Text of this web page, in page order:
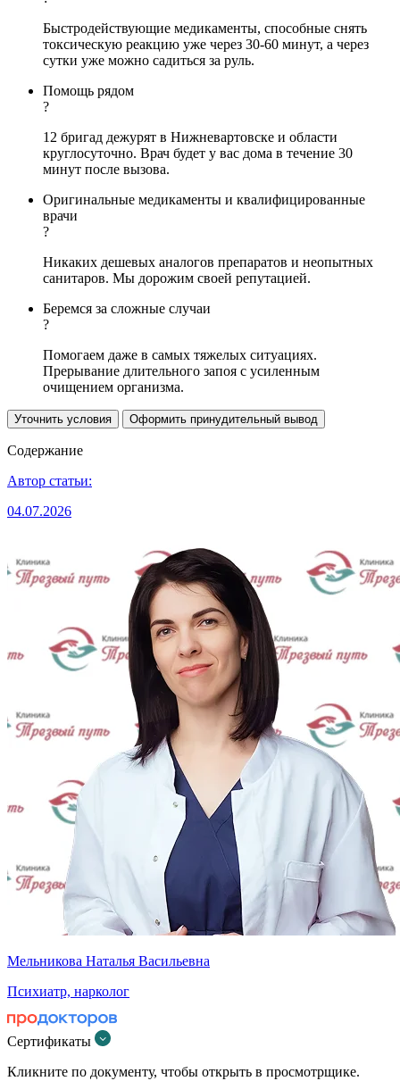
Быстродействующие медикаменты, способные снять
токсическую реакцию уже через 30-60 минут, а через
сутки уже можно садиться за руль.
Помощь рядом
?
12 бригад дежурят в Нижневартовске и области
круглосуточно. Врач будет у вас дома в течение 30
минут после вызова.
Оригинальные медикаменты и квалифицированные
врачи
?
Никаких дешевых аналогов препаратов и неопытных
санитаров. Мы дорожим своей репутацией.
Беремся за сложные случаи
?
Помогаем даже в самых тяжелых ситуациях.
Прерывание длительного запоя с усиленным
очищением организма.
Уточнить условия Оформить принудительный вывод
Содержание
Автор статьи:
04.07.2026
Мельникова Наталья Васильевна
Психиатр, нарколог
Сертификаты
Кликните по документу, чтобы открыть в просмотрщике.